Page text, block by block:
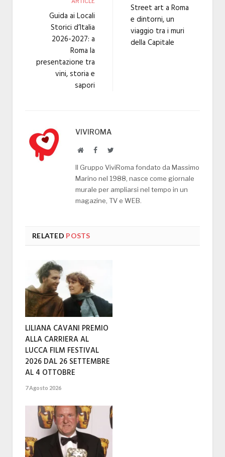
Guida ai Locali
Storici d’Italia
2026-2027: a
Roma la
presentazione tra
vini, storia e
sapori
Street art a Roma
e dintorni, un
viaggio tra i muri
della Capitale
VIVIROMA
WebsiteFacebookTwitter
Il Gruppo ViviRoma fondato da Massimo
Marino nel 1988, nasce come giornale
murale per ampliarsi nel tempo in un
magazine, TV e WEB.
RELATED POSTS
LILIANA CAVANI PREMIO
ALLA CARRIERA AL
LUCCA FILM FESTIVAL
2026 DAL 26 SETTEMBRE
AL 4 OTTOBRE
7 Agosto 2026